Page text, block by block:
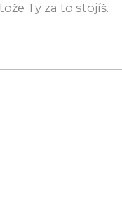
Ty za to stojíš.